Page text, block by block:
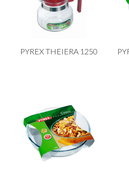
PYREX THEIERA 1250